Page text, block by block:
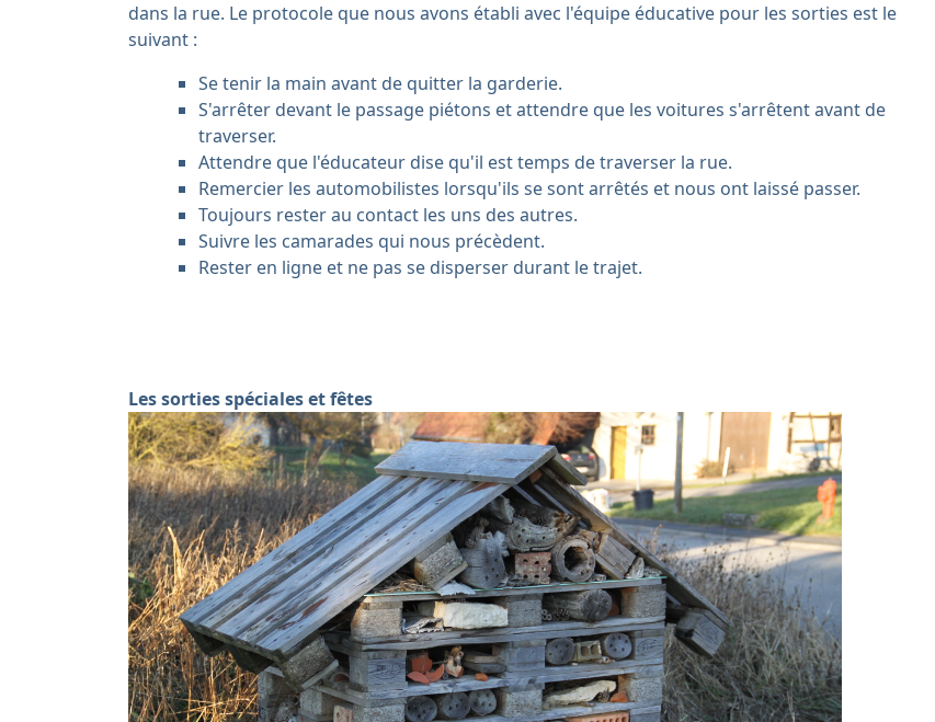
dans la rue. Le protocole que nous avons établi avec l'équipe éducative pour les sorties est le
suivant :
Se tenir la main avant de quitter la garderie.
S'arrêter devant le passage piétons et attendre que les voitures s'arrêtent avant de
traverser.
Attendre que l'éducateur dise qu'il est temps de traverser la rue.
Remercier les automobilistes lorsqu'ils se sont arrêtés et nous ont laissé passer.
Toujours rester au contact les uns des autres.
Suivre les camarades qui nous précèdent.
Rester en ligne et ne pas se disperser durant le trajet.
Les sorties spéciales et fêtes